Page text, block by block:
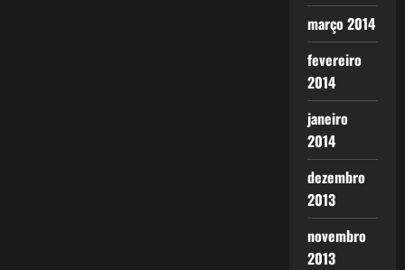
março 2014
fevereiro
2014
janeiro
2014
dezembro
2013
novembro
2013